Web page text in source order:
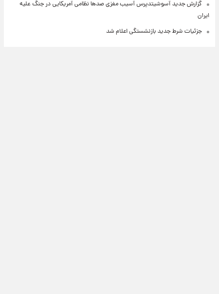
گزارش جدید آسوشیتدپرس آسیب مغزی صدها نظامی آمریکایی در جنگ علیه
ایران
جزئیات شرط جدید بازنشستگی اعلام شد